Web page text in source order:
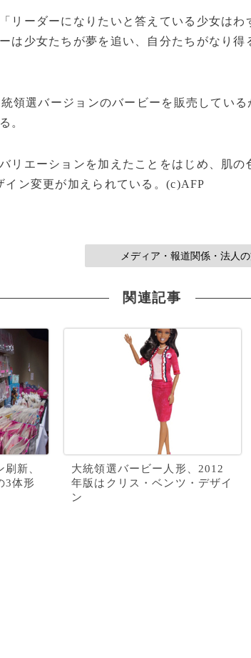
リーダーになりたいと答えている少女はわ
は少女たちが夢を追い、自分たちがなり得
領選バージョンのバービーを販売してい
。
リエーションを加えたことをはじめ、肌の
イン変更が加えられている。(c)AFP
メディア・報道関係・法人
関連記事
新、
3体形
大統領選バービー人形、2012
年版はクリス・ベンツ・デザイ
ン